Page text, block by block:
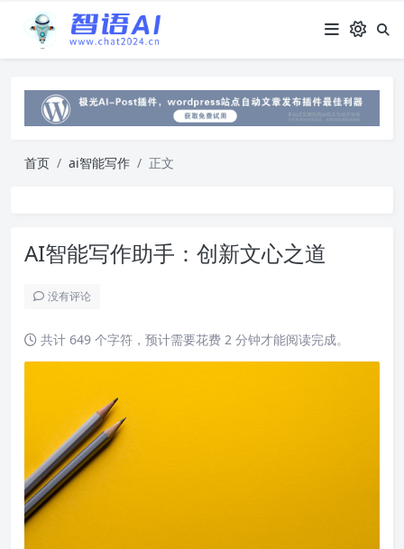
首页 ai智能写作 正文
AI智能写作助手：创新文心之道
没有评论
共计 649 个字符，预计需要花费 2 分钟才能阅读完成。